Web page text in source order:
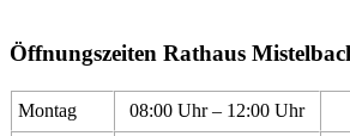
Öffnungszeiten Rathaus
Montag 08:00 Uhr – 12:00 Uhr